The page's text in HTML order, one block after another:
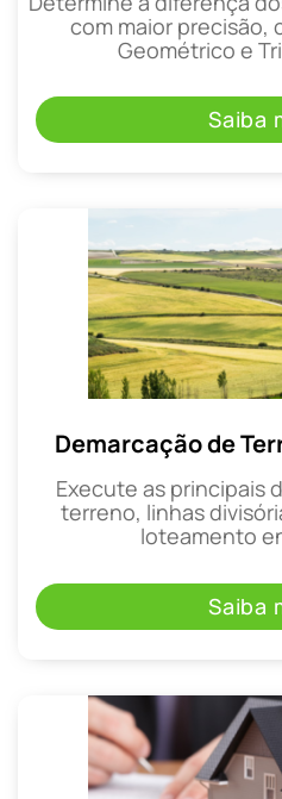
com maior precisão,
Geométrico e
Saiba
Demarcação de
Execute as principais
terreno, linhas
loteamento
Saiba